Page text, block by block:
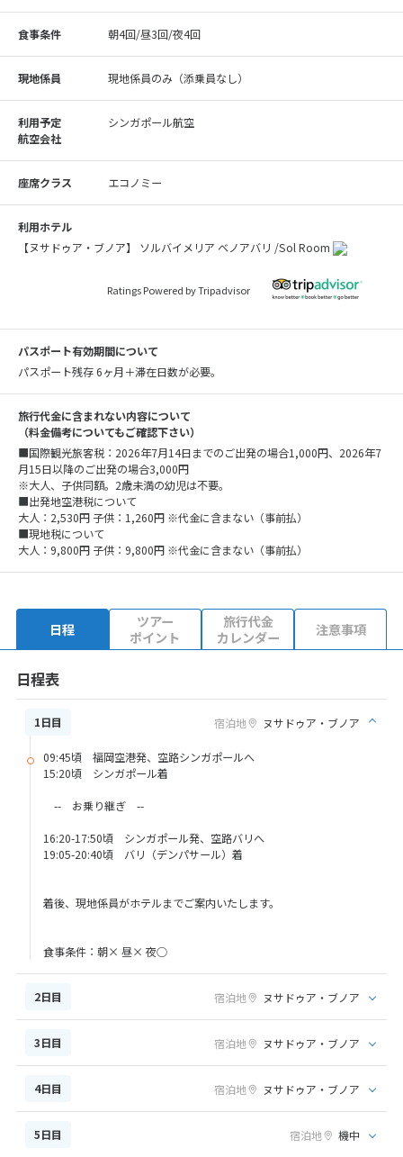
食事条件 朝4回/昼3回/夜4回
現地係員 現地係員のみ（添乗員なし）
利用予定
航空会社
シンガポール航空
座席クラス エコノミー
利用ホテル
【ヌサドゥア・ブノア】 ソルバイメリア ベノアバリ /Sol Room
Ratings Powered by Tripadvisor
パスポート有効期間について
パスポート残存 6ヶ月＋滞在日数が必要。
旅行代金に含まれない内容について
（料金備考についてもご確認下さい）
■国際観光旅客税：2026年7月14日までのご出発の場合1,000円、2026年7
月15日以降のご出発の場合3,000円
※大人、子供同額。2歳未満の幼児は不要。
■出発地空港税について
大人：2,530円 子供：1,260円 ※代金に含まない（事前払）
■現地税について
大人：9,800円 子供：9,800円 ※代金に含まない（事前払）
日程
ツアー
ポイント
旅行代金
カレンダー
注意事項
日程表
1日目 宿泊地 ヌサドゥア・ブノア
09:45頃 福岡空港発、空路シンガポールへ
15:20頃 シンガポール着
-- お乗り継ぎ --
16:20-17:50頃 シンガポール発、空路バリへ
19:05-20:40頃 バリ（デンパサール）着
着後、現地係員がホテルまでご案内いたします。
食事条件：朝× 昼× 夜○
2日目 宿泊地 ヌサドゥア・ブノア
3日目 宿泊地 ヌサドゥア・ブノア
4日目 宿泊地 ヌサドゥア・ブノア
5日目 宿泊地 機中